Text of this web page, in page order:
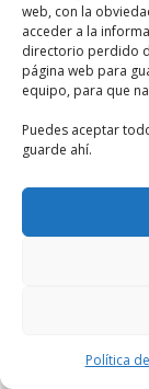
web, con la
acceder a la
directorio perdido
página web para
equipo, para que
Puedes aceptar
guarde ahí.
Política